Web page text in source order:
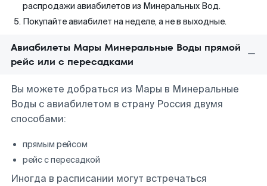
распродажи авиабилетов из Минеральных Вод.
Покупайте авиабилет на неделе, а не в выходные.
Авиабилеты Мары Минеральные Воды прямой
рейс или с пересадками
Вы можете добраться из Мары в Минеральные
Воды с авиабилетом в страну Россия двумя
способами:
прямым рейсом
рейс с пересадкой
Иногда в расписании могут встречаться